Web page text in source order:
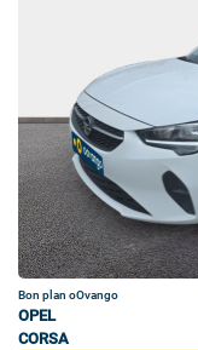
Bon plan oOvango
OPEL
CORSA